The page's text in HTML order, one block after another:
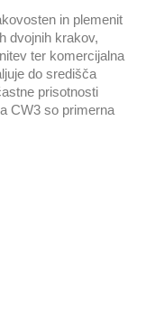
in plemenit
dvojnih krakov,
ter komercijalna
do središča
prisotnosti
CW3 so primerna